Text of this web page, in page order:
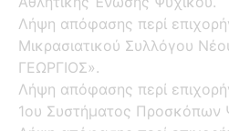
Λήψη απόφασης περί
Μικρασιατικού Συλλόγου
ΓΕΩΡΓΙΟΣ».
Λήψη απόφασης περί
1ου Συστήματος Προσκόπων